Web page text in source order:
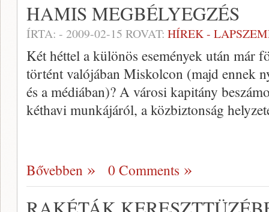
HAMIS MEGBÉLYEGZÉS
ÍRTA: - 2009-02-15 ROVAT: HÍREK -
Két héttel a különös események után már
történt valójában Miskolcon (majd ennek
és a médiában)? A városi kapitány
kéthavi munkájáról, a közbiztonság
Bővebben 0 Comments